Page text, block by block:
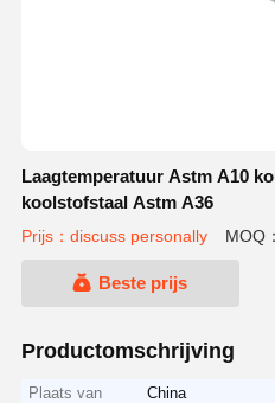
Laagtemperatuur Astm A10
koolstofstaal Astm A36
Prijs：discuss personally MOQ
Beste prijs
Productomschrijving
Plaats van
China